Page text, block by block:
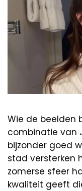
Wie de beelden
combinatie van
bijzonder goed
stad versterken
zomerse sfeer
kwaliteit geeft